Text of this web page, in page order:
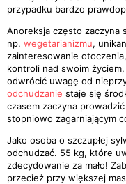
przypadku bardzo
Anoreksja często zaczyna
np. wegetarianizmu,
zainteresowanie
kontroli nad swoim
odwrócić uwagę od
odchudzanie staje się
czasem zaczyna
stopniowo zagarniającym
Jako osoba o szczupłej
odchudzać. 55 kg, które
zdecydowanie za mało!
przecież przy większej